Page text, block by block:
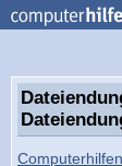
Computerhilfen